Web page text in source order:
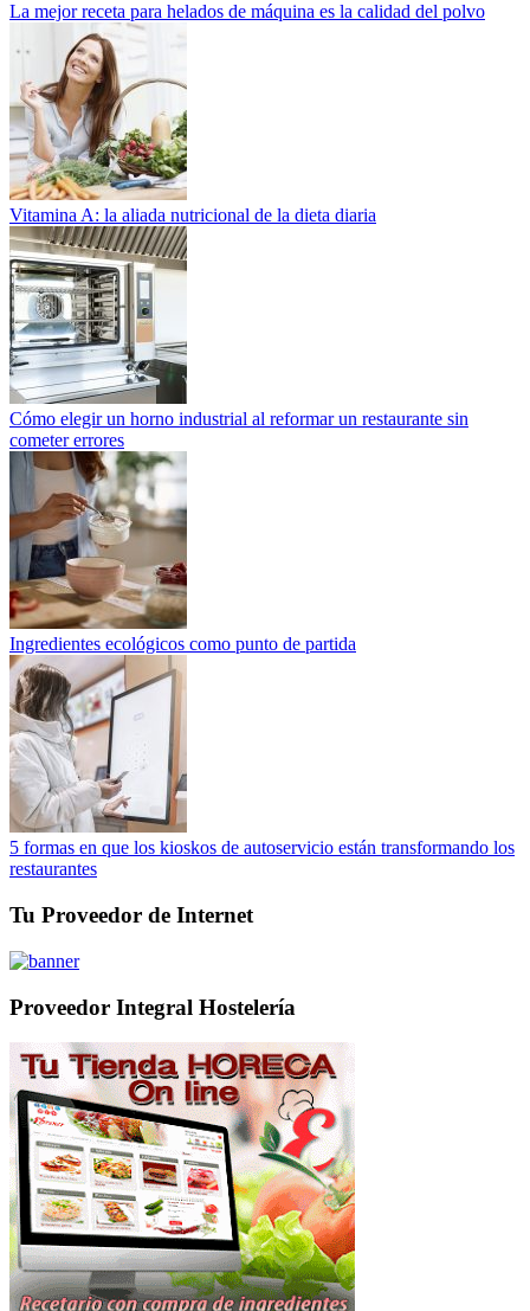
La mejor receta para helados de máquina es la calidad del polvo
Vitamina A: la aliada nutricional de la dieta diaria
Cómo elegir un horno industrial al reformar un restaurante sin
cometer errores
Ingredientes ecológicos como punto de partida
5 formas en que los kioskos de autoservicio están transformando los
restaurantes
Tu Proveedor de Internet
Proveedor Integral Hostelería